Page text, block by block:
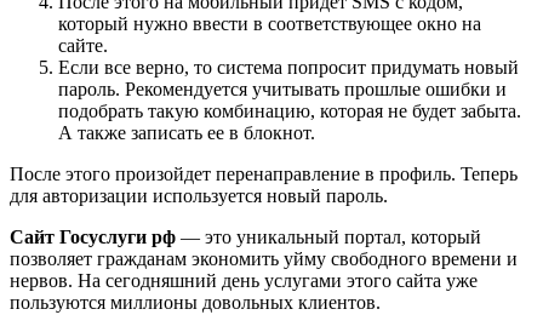
который нужно ввести в соответствующее окно на
сайте.
Если все верно, то система попросит придумать новый
пароль. Рекомендуется учитывать прошлые ошибки и
подобрать такую комбинацию, которая не будет забыта.
А также записать ее в блокнот.
После этого произойдет перенаправление в профиль. Теперь
для авторизации используется новый пароль.
Сайт Госуслуги рф — это уникальный портал, который
позволяет гражданам экономить уйму свободного времени и
нервов. На сегодняшний день услугами этого сайта уже
пользуются миллионы довольных клиентов.